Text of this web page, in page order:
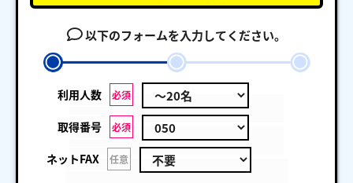
以下のフォームを入力してください。
利用人数 必須
取得番号 必須
ネットFAX 任意